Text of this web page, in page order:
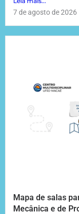
7 de agosto de 2026
Mapa de salas
Mecânica e de